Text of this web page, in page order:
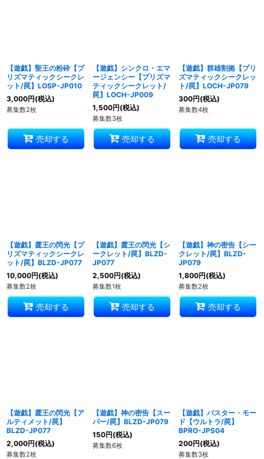
【遊戯】聖王の粉砕【プ
リズマティックシークレ
ット/罠】LOSP-JP010
3,000円(税込)
募集数2枚
売却する
【遊戯】シンクロ・エマ
ージェンシー【プリズマ
ティックシークレット/
罠】LOCH-JP009
1,500円(税込)
募集数3枚
売却する
【遊戯】群雄割拠【プリ
ズマティックシークレッ
ト/罠】LOCH-JP079
300円(税込)
募集数4枚
売却する
【遊戯】霆王の閃光【プ
リズマティックシークレ
ット/罠】BLZD-JP077
10,000円(税込)
募集数2枚
売却する
【遊戯】霆王の閃光【シ
ークレット/罠】BLZD-
JP077
2,500円(税込)
募集数1枚
売却する
【遊戯】神の密告【シー
クレット/罠】BLZD-
JP079
1,800円(税込)
募集数2枚
売却する
【遊戯】霆王の閃光【ア
ルティメット/罠】
BLZD-JP077
2,000円(税込)
募集数2枚
【遊戯】神の密告【スー
パー/罠】BLZD-JP079
150円(税込)
募集数6枚
【遊戯】バスター・モー
ド【ウルトラ/罠】
BPRO-JPS04
200円(税込)
募集数3枚